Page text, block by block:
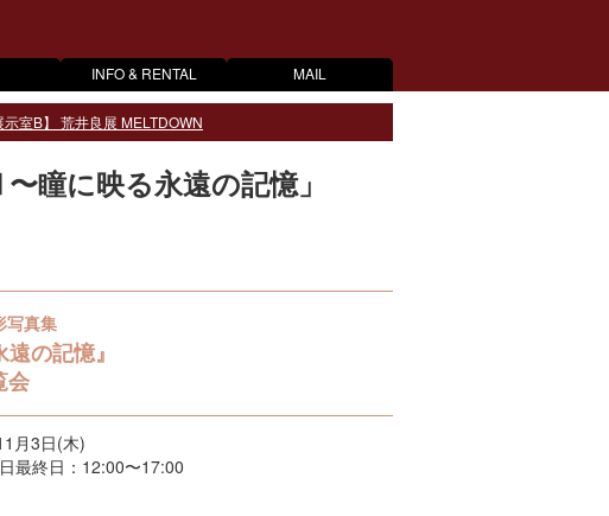
INFO & RENTAL MAIL
示室B】 荒井良展 MELTDOWN
瞳に映る永遠の記憶」
写真集
の記憶』
会
月3日(木)
最終日：12:00〜17:00